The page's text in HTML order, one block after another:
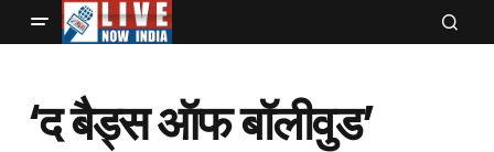
‘द बैड्स ऑफ बॉलीवुड’